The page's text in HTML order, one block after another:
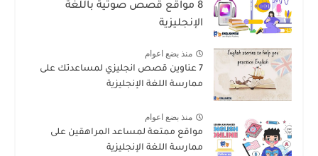
8 مواقع قصص صوتية باللغة
الإنجليزية
منذ بضع اعوام
7 عناوين قصص انجليزي لمساعدتك على
ممارسة اللغة الإنجليزية
منذ بضع اعوام
مواقع ممتعة لمساعد المراهقين على
ممارسة اللغة الإنجليزية